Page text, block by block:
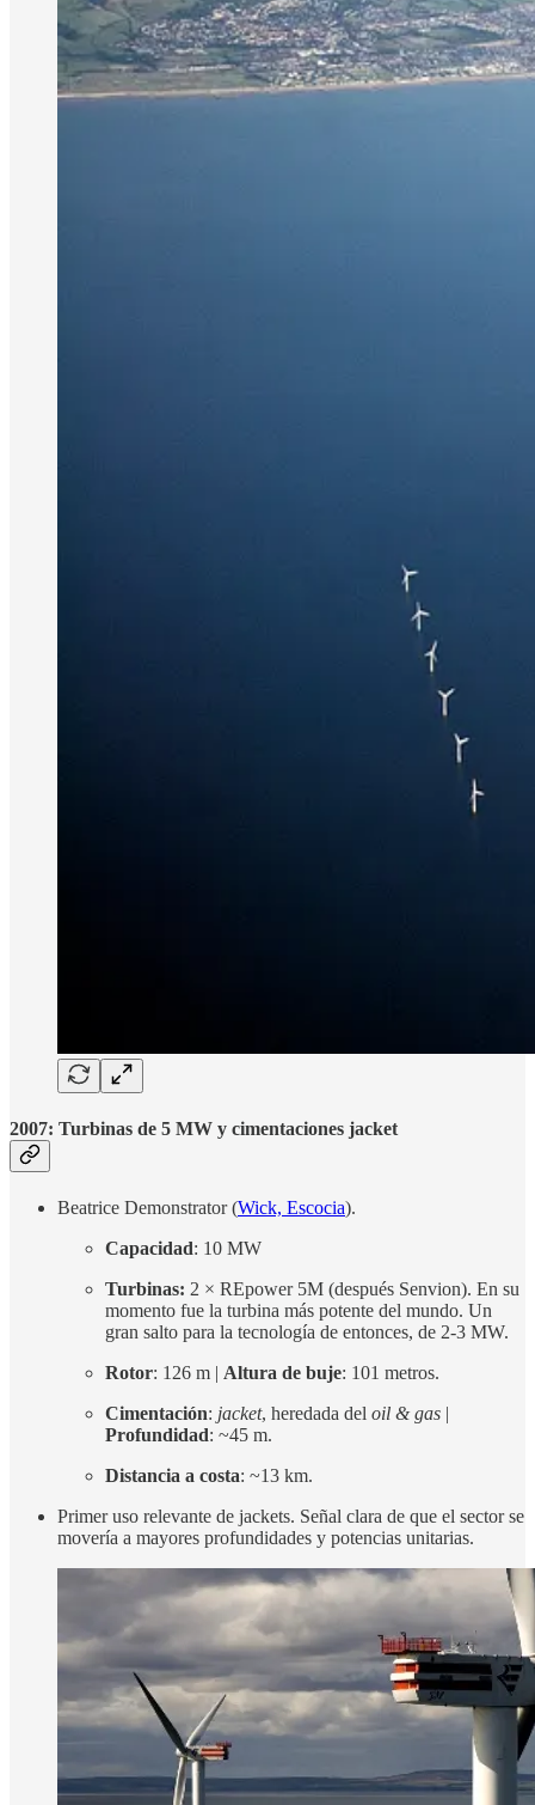
2007: Turbinas de 5 MW y cimentaciones jacket
Beatrice Demonstrator (Wick, Escocia).
Capacidad: 10 MW
Turbinas: 2 × REpower 5M (después Senvion). En su
momento fue la turbina más potente del mundo. Un
gran salto para la tecnología de entonces, de 2-3 MW.
Rotor: 126 m | Altura de buje: 101 metros.
Cimentación: jacket, heredada del oil & gas |
Profundidad: ~45 m.
Distancia a costa: ~13 km.
Primer uso relevante de jackets. Señal clara de que el sector se
movería a mayores profundidades y potencias unitarias.